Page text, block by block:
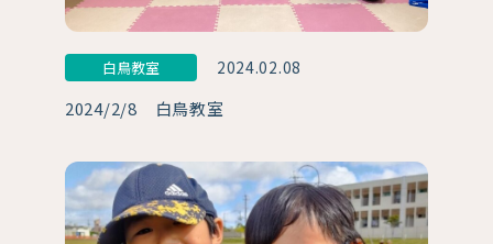
白鳥教室 2024.02.08
2024/2/8 白鳥教室